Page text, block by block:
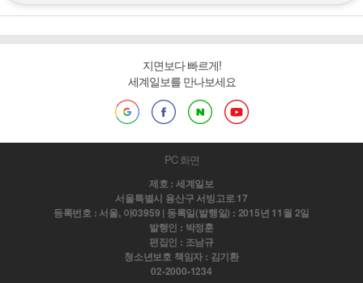
지면보다 빠르게!
세계일보를 만나보세요
PC 화면
제호 : 세계일보
서울특별시 용산구 서빙고로 17
등록번호 : 서울, 아03959 | 등록일(발행일) : 2015년 11월 2일
발행인 : 박정훈
편집인 : 조남규
청소년보호 책임자 : 김기환
02-2000-1234